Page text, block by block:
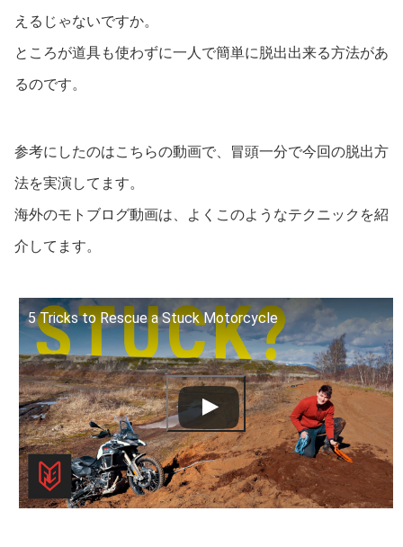
えるじゃないですか。
ところが道具も使わずに一人で簡単に脱出出来る方法があ
るのです。
参考にしたのはこちらの動画で、冒頭一分で今回の脱出方
法を実演してます。
海外のモトブログ動画は、よくこのようなテクニックを紹
介してます。
5 Tricks to Rescue a Stuck Motorcycle